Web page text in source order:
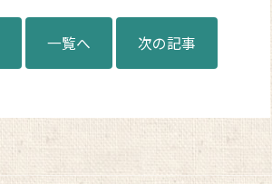
一覧へ 次の記事